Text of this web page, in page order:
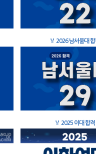
🏅 2026 남서울대 합
🏅 2025 이대 합격